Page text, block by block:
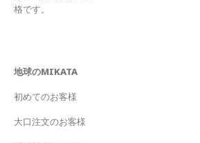
格です。
地球のMIKATA
初めてのお客様
大口注文のお客様